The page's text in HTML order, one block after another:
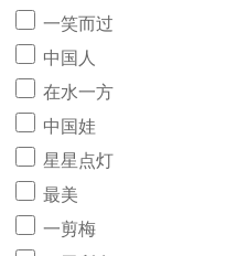
一笑而过
中国人
在水一方
中国娃
星星点灯
最美
一剪梅